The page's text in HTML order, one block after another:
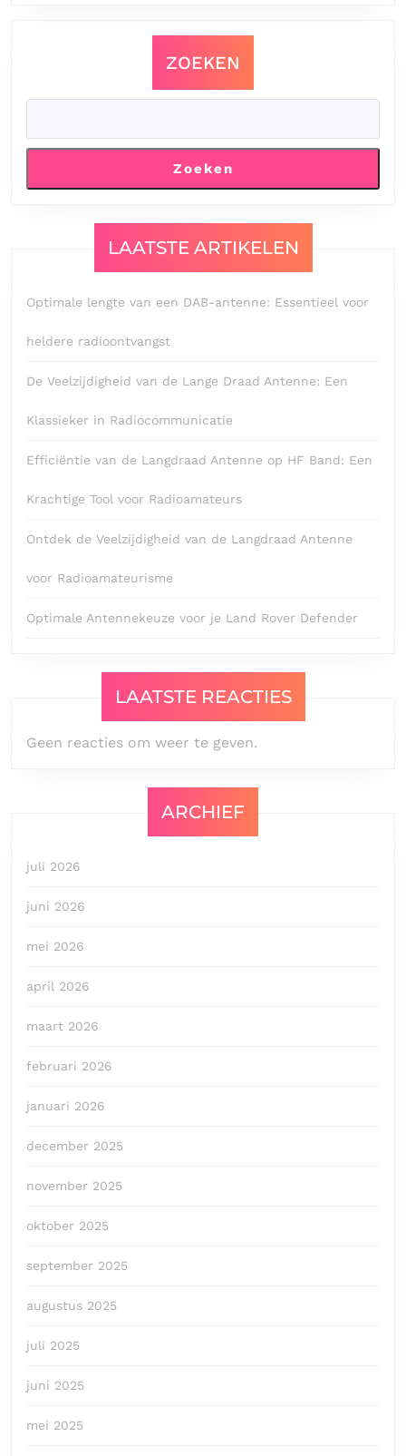
ZOEKEN
Zoeken
LAATSTE ARTIKELEN
Optimale lengte van een DAB-antenne: Essentieel voor
heldere radioontvangst
De Veelzijdigheid van de Lange Draad Antenne: Een
Klassieker in Radiocommunicatie
Efficiëntie van de Langdraad Antenne op HF Band: Een
Krachtige Tool voor Radioamateurs
Ontdek de Veelzijdigheid van de Langdraad Antenne
voor Radioamateurisme
Optimale Antennekeuze voor je Land Rover Defender
LAATSTE REACTIES
Geen reacties om weer te geven.
ARCHIEF
juli 2026
juni 2026
mei 2026
april 2026
maart 2026
februari 2026
januari 2026
december 2025
november 2025
oktober 2025
september 2025
augustus 2025
juli 2025
juni 2025
mei 2025